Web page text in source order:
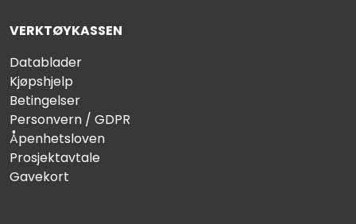
VERKTØYKASSEN
Datablader
Kjøpshjelp
Betingelser
Personvern / GDPR
Åpenhetsloven
Prosjektavtale
Gavekort